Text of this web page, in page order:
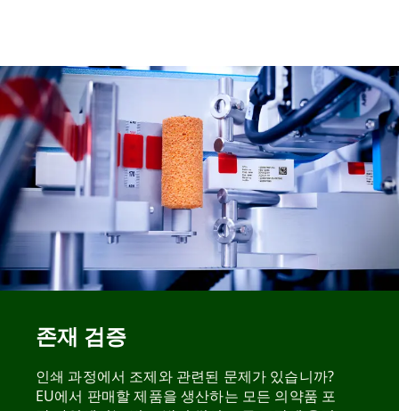
존재 검증
인쇄 과정에서 조제와 관련된 문제가 있습니까?
EU에서 판매할 제품을 생산하는 모든 의약품 포